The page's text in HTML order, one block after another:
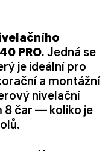
PRO. Jedná se
je ideální pro
a montážní
nivelační
8 čar — koliko je